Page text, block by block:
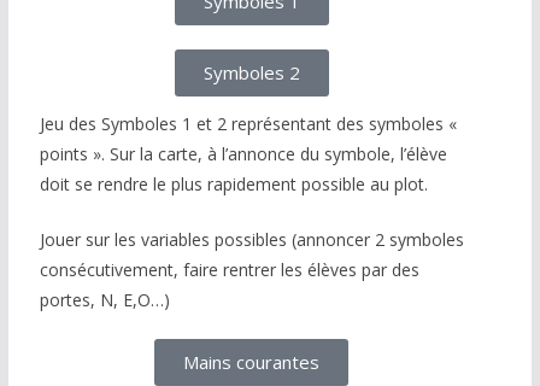
Symboles 2
Jeu des Symboles 1 et 2 représentant des symboles «
points ». Sur la carte, à l’annonce du symbole, l’élève
doit se rendre le plus rapidement possible au plot.
Jouer sur les variables possibles (annoncer 2 symboles
consécutivement, faire rentrer les élèves par des
portes, N, E,O…)
Mains courantes